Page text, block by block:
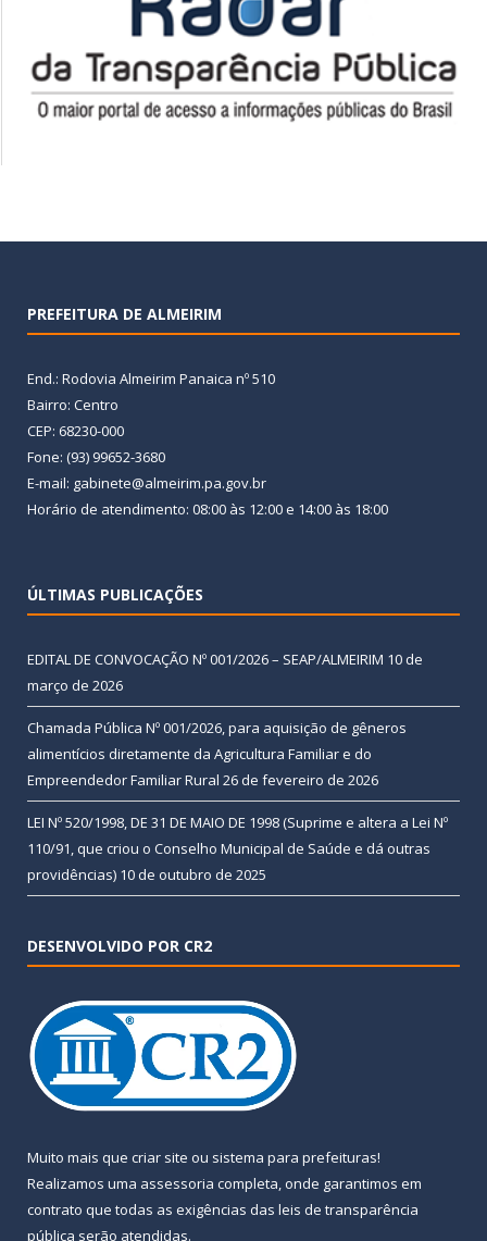
PREFEITURA DE ALMEIRIM
End.: Rodovia Almeirim Panaica nº 510
Bairro: Centro
CEP: 68230-000
Fone: (93) 99652-3680
E-mail: gabinete@almeirim.pa.gov.br
Horário de atendimento: 08:00 às 12:00 e 14:00 às 18:00
ÚLTIMAS PUBLICAÇÕES
EDITAL DE CONVOCAÇÃO Nº 001/2026 – SEAP/ALMEIRIM 10 de
março de 2026
Chamada Pública Nº 001/2026, para aquisição de gêneros
alimentícios diretamente da Agricultura Familiar e do
Empreendedor Familiar Rural 26 de fevereiro de 2026
LEI Nº 520/1998, DE 31 DE MAIO DE 1998 (Suprime e altera a Lei Nº
110/91, que criou o Conselho Municipal de Saúde e dá outras
providências) 10 de outubro de 2025
DESENVOLVIDO POR CR2
Muito mais que criar site ou sistema para prefeituras!
Realizamos uma assessoria completa, onde garantimos em
contrato que todas as exigências das leis de transparência
pública serão atendidas.